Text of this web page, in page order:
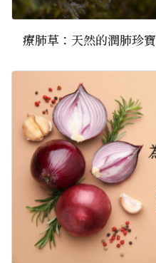
療肺草：天然的潤肺珍寶